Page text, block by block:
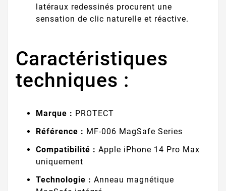
latéraux redessinés procurent une
sensation de clic naturelle et réactive.
Caractéristiques
techniques :
Marque : PROTECT
Référence : MF-006 MagSafe Series
Compatibilité : Apple iPhone 14 Pro Max
uniquement
Technologie : Anneau magnétique